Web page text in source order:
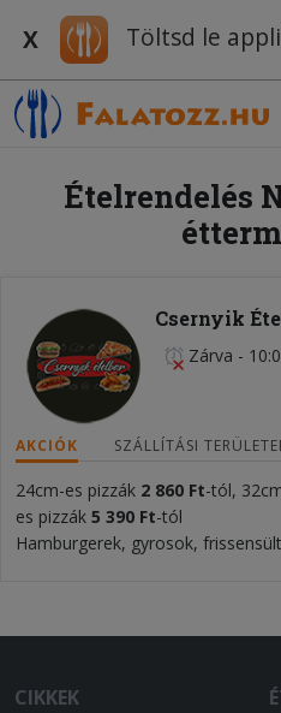
X Töltsd le
Ételrendelés
Csernyik
Zárva -
AKCIÓK SZÁLLÍTÁSI
24cm-es pizzák 2 860 Ft-tól,
es pizzák 5 390 Ft-tól
Hamburgerek, gyrosok,
CIKKEK